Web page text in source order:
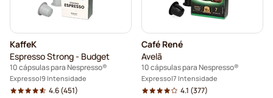
KaffeK
Espresso Strong - Budget
10 cápsulas para Nespresso®
Expresso 9 Intensidade
4.6(451)
Café René
Avelã
10 cápsulas para Nespresso®
Expresso 7 Intensidade
4.1 (377)